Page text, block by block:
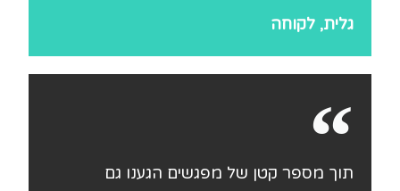
גלית, לקוחה
תוך מספר קטן של מפגשים הגענו גם